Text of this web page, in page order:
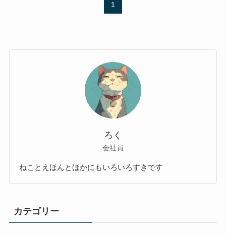
1
ろく
会社員
ねことえほんとほかにもいろいろすきです
カテゴリー